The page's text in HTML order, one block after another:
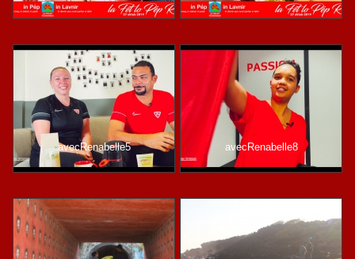
avecRenabelle5 avecRenabelle8